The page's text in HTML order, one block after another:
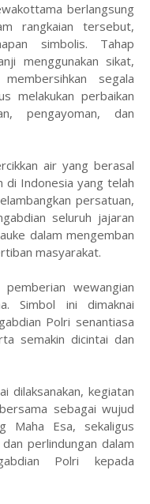
berlangsung
rangkaian tersebut,
simbolis. Tahap
menggunakan sikat,
segala
melakukan perbaikan
pengayoman, dan
air yang berasal
Indonesia yang telah
persatuan,
seluruh jajaran
dalam mengemban
masyarakat.
wewangian
Simbol ini dimaknai
Polri senantiasa
semakin dicintai dan
dilaksanakan, kegiatan
sebagai wujud
Maha Esa, sekaligus
perlindungan dalam
Polri kepada